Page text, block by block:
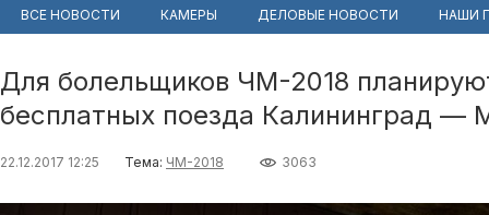
ВСЕ НОВОСТИ КАМЕРЫ ДЕЛОВЫЕ НОВОСТИ НАШИ
Для болельщиков ЧМ-2018
бесплатных поезда Калининград —
22.12.2017 12:25 Тема: ЧМ-2018 3063